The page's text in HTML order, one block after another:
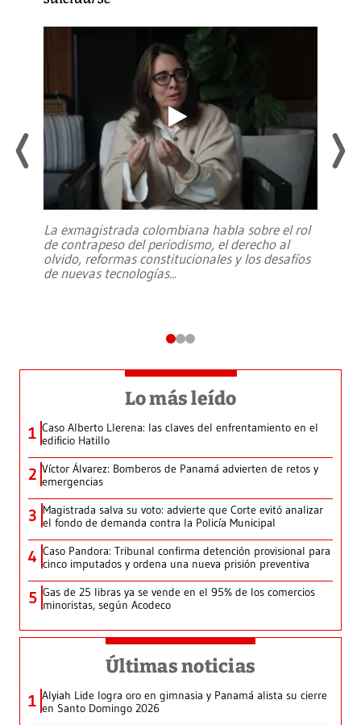
La exmagistrada colombiana habla sobre el rol
de contrapeso del periodismo, el derecho al
olvido, reformas constitucionales y los desafíos
de nuevas tecnologías...
Lo más leído
1 Caso Alberto Llerena: las claves del enfrentamiento en el
edificio Hatillo
2 Víctor Álvarez: Bomberos de Panamá advierten de retos y
emergencias
3 Magistrada salva su voto: advierte que Corte evitó analizar
el fondo de demanda contra la Policía Municipal
4 Caso Pandora: Tribunal confirma detención provisional para
cinco imputados y ordena una nueva prisión preventiva
5 Gas de 25 libras ya se vende en el 95% de los comercios
minoristas, según Acodeco
Últimas noticias
1 Alyiah Lide logra oro en gimnasia y Panamá alista su cierre
en Santo Domingo 2026